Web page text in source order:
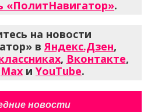
«ПолитНавигатор».
на новости
вЯндекс.Дзен,
, Вконтакте,
Max и YouTube.
новости